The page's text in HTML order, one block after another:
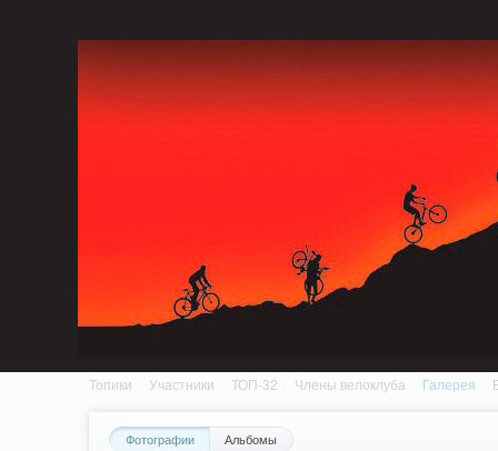
Топики Участники ТОП-32 Члены велоклуба Галерея
Вопрос-ответ Байки События
Фотографии Альбомы